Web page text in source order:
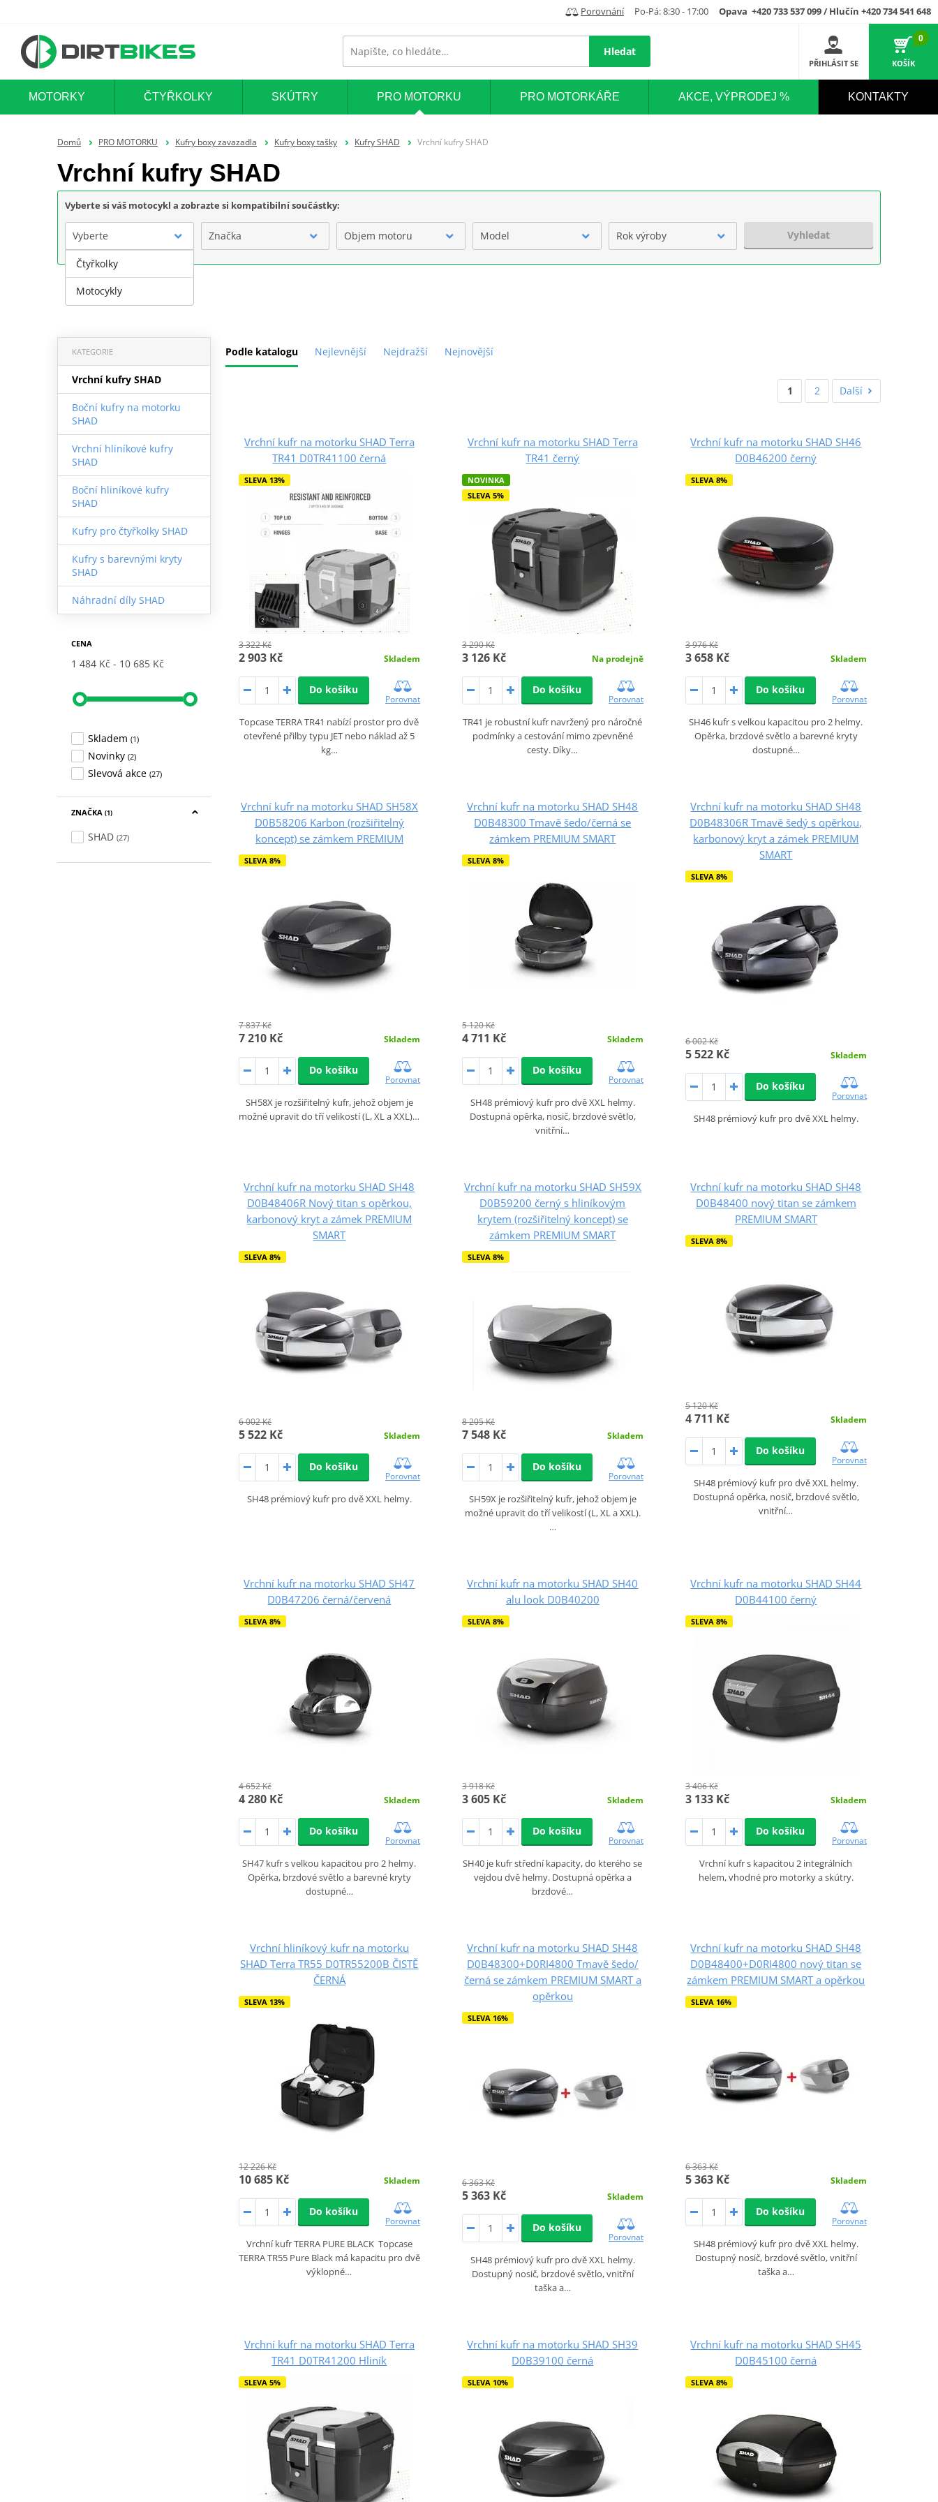
Porovnání Po-Pá: 8:30 - 17:00 Opava +420 733 537 099 / Hlučín +420 734 541 648
Hledat
PŘIHLÁSIT SE
0
KOŠÍK
MOTORKY ČTYŘKOLKY SKÚTRY PRO MOTORKU PRO MOTORKÁŘE AKCE, VÝPRODEJ % KONTAKTY
Domů PRO MOTORKU Kufry boxy zavazadla Kufry boxy tašky Kufry SHAD Vrchní kufry SHAD
Vrchní kufry SHAD
Vyberte si váš motocykl a zobrazte si kompatibilní součástky:
Vyberte Značka Objem motoru Model Rok výroby Vyhledat
Podle katalogu Nejlevnější Nejdražší Nejnovější
KATEGORIE
Vrchní kufry SHAD
Boční kufry na motorku
SHAD
Vrchní hliníkové kufry
SHAD
Boční hliníkové kufry
SHAD
Kufry pro čtyřkolky SHAD
Kufry s barevnými kryty
SHAD
Náhradní díly SHAD
CENA
1 484 Kč 10 685 Kč
Skladem (1)
Novinky (2)
Slevová akce (27)
ZNAČKA (1)
SHAD (27)
1 2 Další
Vrchní kufr na motorku SHAD Terra
TR41 D0TR41100 černá
SLEVA 13%
3 322 Kč
2 903 Kč Skladem
Do košíku
Porovnat
Topcase TERRA TR41 nabízí prostor pro dvě
otevřené přilby typu JET nebo náklad až 5
kg…
Vrchní kufr na motorku SHAD Terra
TR41 černý
NOVINKA
SLEVA 5%
3 290 Kč
3 126 Kč Na prodejně
Do košíku
Porovnat
TR41 je robustní kufr navržený pro náročné
podmínky a cestování mimo zpevněné
cesty. Díky…
Vrchní kufr na motorku SHAD SH46
D0B46200 černý
SLEVA 8%
3 976 Kč
3 658 Kč Skladem
Do košíku
Porovnat
SH46 kufr s velkou kapacitou pro 2 helmy.
Opěrka, brzdové světlo a barevné kryty
dostupné…
Vrchní kufr na motorku SHAD SH58X
D0B58206 Karbon (rozšiřitelný
koncept) se zámkem PREMIUM
SLEVA 8%
7 837 Kč
7 210 Kč Skladem
Do košíku
Porovnat
SH58X je rozšiřitelný kufr, jehož objem je
možné upravit do tří velikostí (L, XL a XXL)…
Vrchní kufr na motorku SHAD SH48
D0B48300 Tmavě šedo/černá se
zámkem PREMIUM SMART
SLEVA 8%
5 120 Kč
4 711 Kč Skladem
Do košíku
Porovnat
SH48 prémiový kufr pro dvě XXL helmy.
Dostupná opěrka, nosič, brzdové světlo,
vnitřní…
Vrchní kufr na motorku SHAD SH48
D0B48306R Tmavě šedý s opěrkou,
karbonový kryt a zámek PREMIUM
SMART
SLEVA 8%
6 002 Kč
5 522 Kč Skladem
Do košíku
Porovnat
SH48 prémiový kufr pro dvě XXL helmy.
Vrchní kufr na motorku SHAD SH48
D0B48406R Nový titan s opěrkou,
karbonový kryt a zámek PREMIUM
SMART
SLEVA 8%
6 002 Kč
5 522 Kč Skladem
Do košíku
Porovnat
SH48 prémiový kufr pro dvě XXL helmy.
Vrchní kufr na motorku SHAD SH59X
D0B59200 černý s hliníkovým
krytem (rozšiřitelný koncept) se
zámkem PREMIUM SMART
SLEVA 8%
8 205 Kč
7 548 Kč Skladem
Do košíku
Porovnat
SH59X je rozšiřitelný kufr, jehož objem je
možné upravit do tří velikostí (L, XL a XXL).
…
Vrchní kufr na motorku SHAD SH48
D0B48400 nový titan se zámkem
PREMIUM SMART
SLEVA 8%
5 120 Kč
4 711 Kč Skladem
Do košíku
Porovnat
SH48 prémiový kufr pro dvě XXL helmy.
Dostupná opěrka, nosič, brzdové světlo,
vnitřní…
Vrchní kufr na motorku SHAD SH47
D0B47206 černá/červená
SLEVA 8%
4 652 Kč
4 280 Kč Skladem
Do košíku
Porovnat
SH47 kufr s velkou kapacitou pro 2 helmy.
Opěrka, brzdové světlo a barevné kryty
dostupné…
Vrchní kufr na motorku SHAD SH40
alu look D0B40200
SLEVA 8%
3 918 Kč
3 605 Kč Skladem
Do košíku
Porovnat
SH40 je kufr střední kapacity, do kterého se
vejdou dvě helmy. Dostupná opěrka a
brzdové…
Vrchní kufr na motorku SHAD SH44
D0B44100 černý
SLEVA 8%
3 406 Kč
3 133 Kč Skladem
Do košíku
Porovnat
Vrchní kufr s kapacitou 2 integrálních
helem, vhodné pro motorky a skútry.
Vrchní hliníkový kufr na motorku
SHAD Terra TR55 D0TR55200B ČISTĚ
ČERNÁ
SLEVA 13%
12 226 Kč
10 685 Kč Skladem
Do košíku
Porovnat
Vrchní kufr TERRA PURE BLACK Topcase
TERRA TR55 Pure Black má kapacitu pro dvě
výklopné…
Vrchní kufr na motorku SHAD SH48
D0B48300+D0RI4800 Tmavě šedo/
černá se zámkem PREMIUM SMART a
opěrkou
SLEVA 16%
6 363 Kč
5 363 Kč Skladem
Do košíku
Porovnat
SH48 prémiový kufr pro dvě XXL helmy.
Dostupný nosič, brzdové světlo, vnitřní
taška a…
Vrchní kufr na motorku SHAD SH48
D0B48400+D0RI4800 nový titan se
zámkem PREMIUM SMART a opěrkou
SLEVA 16%
6 363 Kč
5 363 Kč Skladem
Do košíku
Porovnat
SH48 prémiový kufr pro dvě XXL helmy.
Dostupný nosič, brzdové světlo, vnitřní
taška a…
Vrchní kufr na motorku SHAD Terra
TR41 D0TR41200 Hliník
SLEVA 5%
Vrchní kufr na motorku SHAD SH39
D0B39100 černá
SLEVA 10%
Vrchní kufr na motorku SHAD SH45
D0B45100 černá
SLEVA 8%
Čtyřkolky
Motocykly